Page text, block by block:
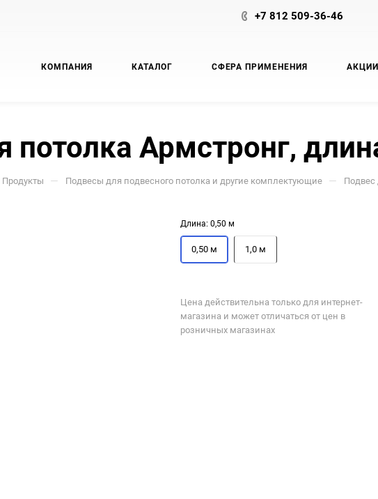
+7 812 509-36-46
КОМПАНИЯ КАТАЛОГ СФЕРА ПРИМЕНЕНИЯ АКЦИИ
потолка Армстронг,
Продукты — Подвесы для подвесного потолка и другие комплектующие — Подвес
Длина: 0,50 м
0,50 м 1,0 м
Цена действительна только для интернет-
магазина и может отличаться от цен в
розничных магазинах